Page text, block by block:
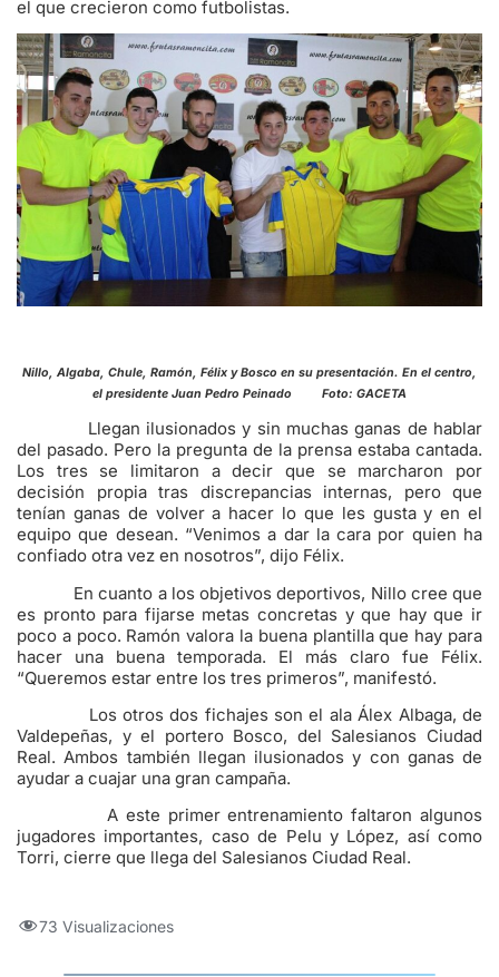
el que crecieron como futbolistas.
Nillo, Algaba, Chule, Ramón, Félix y Bosco en su presentación. En el centro,
el presidente Juan Pedro Peinado Foto: GACETA
Llegan ilusionados y sin muchas ganas de hablar
del pasado. Pero la pregunta de la prensa estaba cantada.
Los tres se limitaron a decir que se marcharon por
decisión propia tras discrepancias internas, pero que
tenían ganas de volver a hacer lo que les gusta y en el
equipo que desean. “Venimos a dar la cara por quien ha
confiado otra vez en nosotros”, dijo Félix.
En cuanto a los objetivos deportivos, Nillo cree que
es pronto para fijarse metas concretas y que hay que ir
poco a poco. Ramón valora la buena plantilla que hay para
hacer una buena temporada. El más claro fue Félix.
“Queremos estar entre los tres primeros”, manifestó.
Los otros dos fichajes son el ala Álex Albaga, de
Valdepeñas, y el portero Bosco, del Salesianos Ciudad
Real. Ambos también llegan ilusionados y con ganas de
ayudar a cuajar una gran campaña.
A este primer entrenamiento faltaron algunos
jugadores importantes, caso de Pelu y López, así como
Torri, cierre que llega del Salesianos Ciudad Real.
73 Visualizaciones